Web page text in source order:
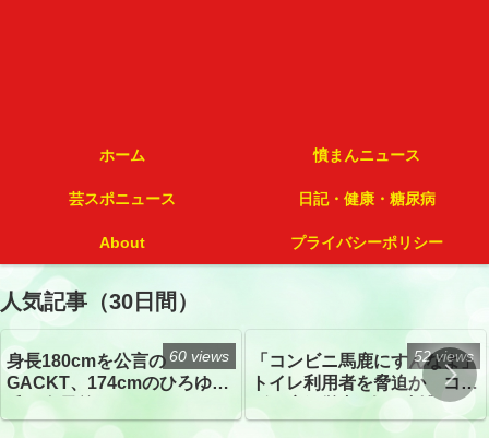
ホーム 憤まんニュース
芸スポニュース 日記・健康・糖尿病
About プライバシーポリシー
人気記事（30日間）
身長180cmを公言の
GACKT、174cmのひろゆき
トざわつき イベントでの写
60 views
「コンビニ馬鹿にすんなよ」
トイレ利用者を脅迫か コン
52 views